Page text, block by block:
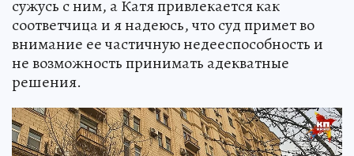
сужусь с ним, а Катя привлекается как
соответчица и я надеюсь, что суд примет во
внимание ее частичную недееспособность и
не возможность принимать адекватные
решения.